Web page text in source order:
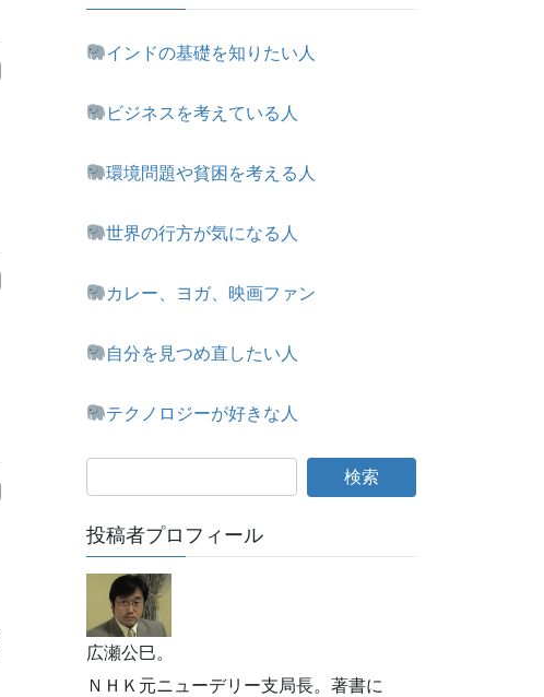
インドの基礎を知りたい人
ビジネスを考えている人
環境問題や貧困を考える人
世界の行方が気になる人
カレー、ヨガ、映画ファン
自分を見つめ直したい人
テクノロジーが好きな人
投稿者プロフィール
広瀬公巳。
ＮＨＫ元ニューデリー支局長。著書に